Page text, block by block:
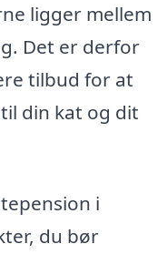
ligger mellem
Det er derfor
tilbud for at
din kat og dit
i
du bør